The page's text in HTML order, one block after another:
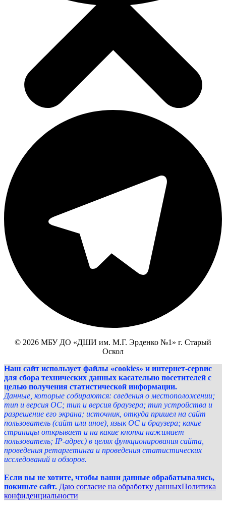
© 2026 МБУ ДО «ДШИ им. М.Г. Эрденко №1» г. Старый
Оскол
Наш сайт использует файлы «cookies» и интернет-сервис
для сбора технических данных касательно посетителей с
целью получения статистической информации.
Данные, которые собираются: сведения о местоположении;
тип и версия ОС; тип и версия браузера; тип устройства и
разрешение его экрана; источник, откуда пришел на сайт
пользователь (сайт или иное), язык ОС и браузера; какие
страницы открывает и на какие кнопки нажимает
пользователь; IP-адрес) в целях функционирования сайта,
проведения ретаргетинга и проведения статистических
исследований и обзоров.
Если вы не хотите, чтобы ваши данные обрабатывались,
покиньте сайт. Даю согласие на обработку данныхПолитика
конфиденциальности